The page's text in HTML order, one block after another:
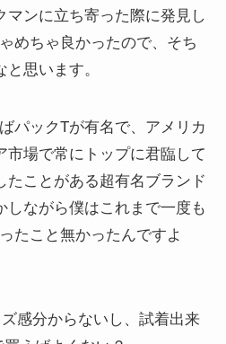
マンに立ち寄った際に発見し
めちゃ良かったので、そち
思います。
パックTが有名で、アメリカ
市場で常にトップに君臨して
たことがある超有名ブランド
しながら僕はこれまで一度も
たこと無かったんですよ
感分からないし、試着出来